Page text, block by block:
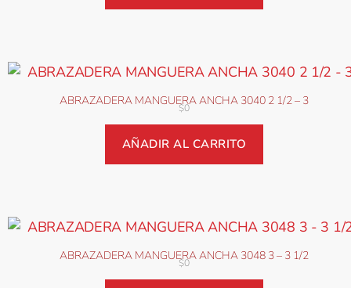
ABRAZADERA MANGUERA ANCHA 3040 2 1/2 – 3
$0
AÑADIR AL CARRITO
ABRAZADERA MANGUERA ANCHA 3048 3 – 3 1/2
$0